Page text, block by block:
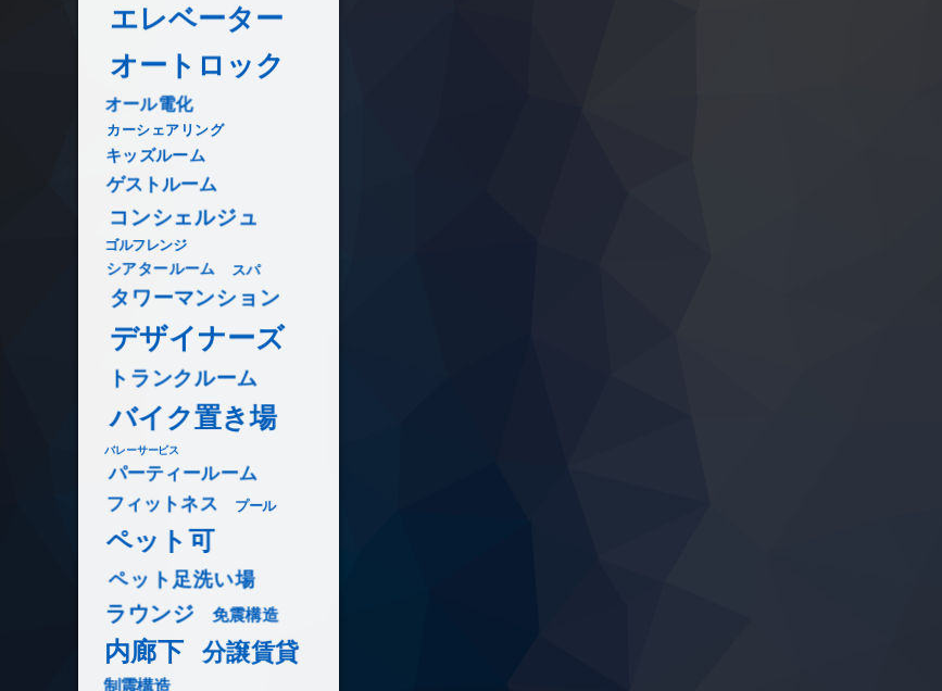
エレベーター
オートロック
オール電化
カーシェアリング
キッズルーム
ゲストルーム
コンシェルジュ
ゴルフレンジ
シアタールーム スパ
タワーマンション
デザイナーズ
トランクルーム
バイク置き場
バレーサービス
パーティールーム
フィットネス プール
ペット可
ペット足洗い場
ラウンジ 免震構造
内廊下 分譲賃貸
制震構造